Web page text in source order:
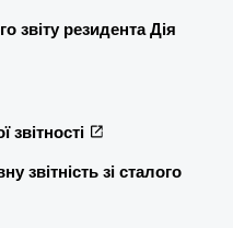
звіту резидента Дія
звітність зі сталого